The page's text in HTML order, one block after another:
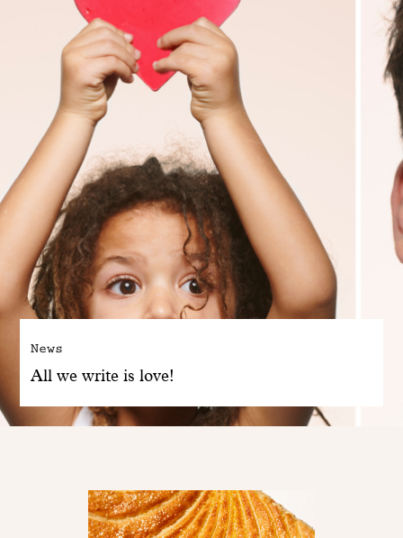
Manifesto
Dandoy Family
Boutiques
Mon compte
E-Shop
News
All we write is love!